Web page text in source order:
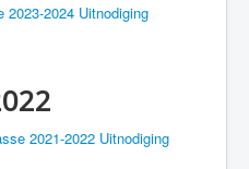
2024 Uitnodiging
2021-2022 Uitnodiging